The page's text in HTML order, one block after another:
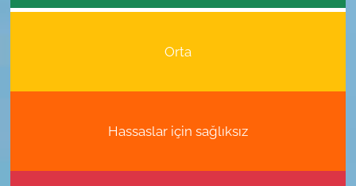
Orta
Hassaslar için sağlıksız